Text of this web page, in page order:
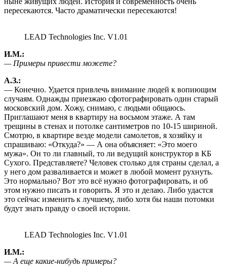
пересекаются. Часто драматически пересекаются!
LEAD Technologies Inc. V1.01
И.М.:
— Примеры привести можете?
А.З.:
— Конечно. Удается привлечь внимание людей к вопиющим
случаям. Однажды приезжаю сфотографировать один старый
московский дом. Хожу, снимаю, с людьми общаюсь.
Приглашают меня в квартиру на восьмом этаже. А там
трещины в стенах и потолке сантиметров по 10-15 шириной.
Смотрю, в квартире везде модели самолетов, я хозяйку и
спрашиваю: «Откуда?» — А она объясняет: «Это моего
мужа». Он то ли главный, то ли ведущий конструктор в КБ
Сухого. Представляете? Человек столько для страны сделал, а
у него дом разваливается и может в любой момент рухнуть.
Это нормально? Вот это всё нужно фотографировать, и об
этом нужно писать и говорить. Я это и делаю. Либо удастся
это сейчас изменить к лучшему, либо хотя бы наши потомки
будут знать правду о своей истории.
LEAD Technologies Inc. V1.01
И.М.:
— А еще какие-нибудь примеры?